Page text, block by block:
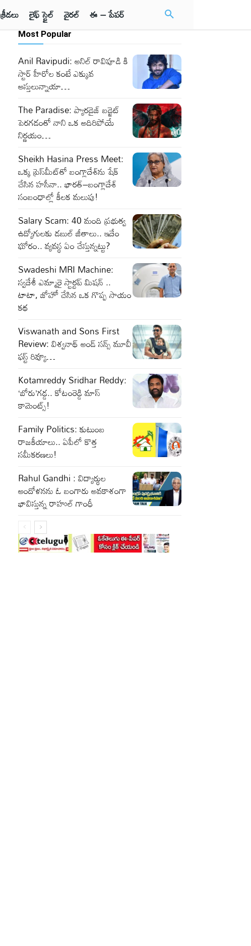
క్రీడలు లైఫ్ స్టైల్ వైరల్ ఈ – పేపర్
Most Popular
Anil Ravipudi: అనిల్ రావిపూడి కి
స్టార్ హీరోల కంటే ఎక్కువ
ఆస్తులున్నాయా…
The Paradise: ప్యారడైజ్ బడ్జెట్
పెరగడంతో నాని ఒక అదిరిపోయే
నిర్ణయం…
Sheikh Hasina Press Meet:
ఒక్క ప్రెస్‌మీట్‌తో బంగ్లాదేశ్‌ను షేక్‌
చేసిన హసీనా.. భారత్‌–బంగ్లాదేశ్‌
సంబంధాల్లో కీలక మలుపు!
Salary Scam: 40 మంది ప్రభుత్వ
ఉద్యోగులకు డబుల్ జీతాలు.. ఇదేం
ఘోరం.. వ్యవస్థ ఏం చేస్తున్నట్టు?
Swadeshi MRI Machine:
స్వదేశీ ఎమ్మారై స్టార్టప్ మిషన్ ..
టాటా, జోహో చేసిన ఒక గొప్ప సాయం
కథ
Viswanath and Sons First
Review: విశ్వనాథ్ అండ్ సన్స్ మూవీ
ఫస్ట్ రివ్యూ…
Kotamreddy Sridhar Reddy:
‘బోరు’గడ్డ.. కోటంరెడ్డి మాస్
కామెంట్స్!
Family Politics: కుటుంబ
రాజకీయాలు.. ఏపీలో కొత్త
సమీకరణలు!
Rahul Gandhi : విద్యార్థుల
ఆందోళనను ఓ బంగారు అవకాశంగా
భావిస్తున్న రాహుల్ గాంధీ